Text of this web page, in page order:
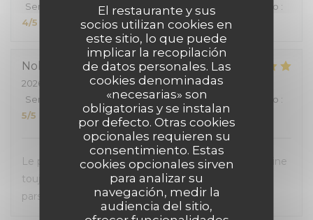
El restaurante y sus
socios utilizan cookies en
este sitio, lo que puede
implicar la recopilación
de datos personales. Las
cookies denominadas
«necesarias» son
obligatorias y se instalan
por defecto. Otras cookies
opcionales requieren su
consentimiento. Estas
cookies opcionales sirven
para analizar su
navegación, medir la
audiencia del sitio,
Servicio
Ambiente: 5/5 Menú : 5 /5 Calidad / Precio :
4/5
Nolwenn V
2026-07-10
- 19:00 - Invitados 2
Servicio
Ambiente:5/5 Menú :5/5 Calidad / Precio :
5/5
Le personnel est toujours aussi accueillant et la cuisine
toujours bonne. La salle climatisée était appréciable
pars ces fortes chaleurs.